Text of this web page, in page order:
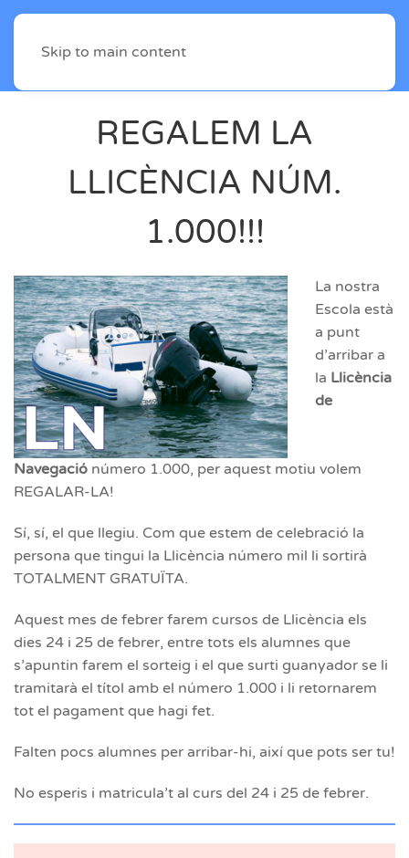
Skip to main content
REGALEM LA
LLICÈNCIA NÚM.
1.000!!!
La nostra
Escola està
a punt
d’arribar a
la Llicència
de
Navegació número 1.000, per aquest motiu volem
REGALAR-LA!
Sí, sí, el que llegiu. Com que estem de celebració la
persona que tingui la Llicència número mil li sortirà
TOTALMENT GRATUÏTA.
Aquest mes de febrer farem cursos de Llicència els
dies 24 i 25 de febrer, entre tots els alumnes que
s’apuntin farem el sorteig i el que surti guanyador se li
tramitarà el títol amb el número 1.000 i li retornarem
tot el pagament que hagi fet.
Falten pocs alumnes per arribar-hi, així que pots ser tu!
No esperis i matricula’t al curs del 24 i 25 de febrer.